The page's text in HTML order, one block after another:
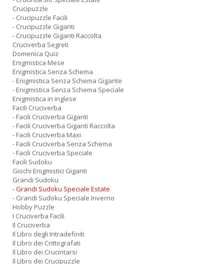
Crucipuzzle
- Crucipuzzle Facili
- Crucipuzzle Giganti
- Crucipuzzle Giganti Raccolta
Cruciverba Segreti
Domenica Quiz
Enigmistica Mese
Enigmistica Senza Schema
- Enigmistica Senza Schema Gigante
- Enigmistica Senza Schema Speciale
Enigmistica in inglese
Facili Cruciverba
- Facili Cruciverba Giganti
- Facili Cruciverba Giganti Raccolta
- Facili Cruciverba Maxi
- Facili Cruciverba Senza Schema
- Facili Cruciverba Speciale
Facili Sudoku
Giochi Enigmistici Giganti
Grandi Sudoku
- Grandi Sudoku Speciale Estate
- Grandi Sudoku Speciale Inverno
Hobby Puzzle
I Cruciverba Facili
Il Cruciverba
Il Libro degli Intradefiniti
Il Libro dei Crittografati
Il Libro dei Crucintarsi
Il Libro dei Crucipuzzle